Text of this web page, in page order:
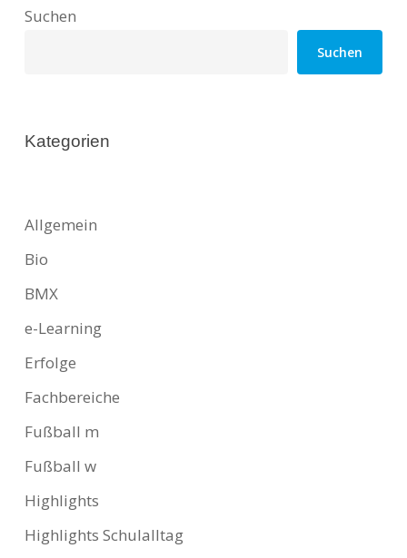
Suchen
Suchen
Kategorien
Allgemein
Bio
BMX
e-Learning
Erfolge
Fachbereiche
Fußball m
Fußball w
Highlights
Highlights Schulalltag